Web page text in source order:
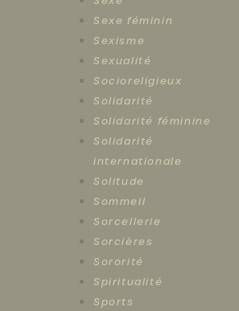
Sexe féminin
Sexisme
Sexualité
Socioreligieux
Solidarité
Solidarité féminine
Solidarité
internationale
Solitude
Sommeil
Sorcellerie
Sorcières
Sororité
Spiritualité
Sports